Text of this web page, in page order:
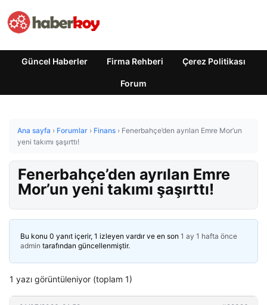
Güncel Haberler Firma Rehberi Çerez Politikası
Forum
Ana sayfa › Forumlar › Finans › Fenerbahçe’den ayrılan Emre Mor’un
yeni takımı şaşırttı!
Fenerbahçe’den ayrılan Emre
Mor’un yeni takımı şaşırttı!
Bu konu 0 yanıt içerir, 1 izleyen vardır ve en son 1 ay 1 hafta önce
admin tarafından güncellenmiştir.
1 yazı görüntüleniyor (toplam 1)